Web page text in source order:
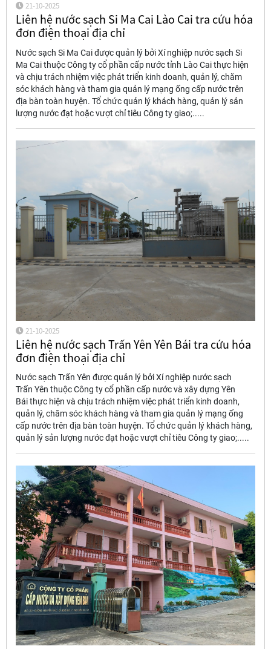
21-10-2025
Liên hệ nước sạch Si Ma Cai Lào Cai tra cứu hóa
đơn điện thoại địa chỉ
Nước sạch Si Ma Cai được quản lý bởi Xí nghiệp nước sạch Si
Ma Cai thuộc Công ty cổ phần cấp nước tỉnh Lào Cai thực hiện
và chịu trách nhiệm việc phát triển kinh doanh, quản lý, chăm
sóc khách hàng và tham gia quản lý mạng ống cấp nước trên
địa bàn toàn huyện. Tổ chức quản lý khách hàng, quản lý sản
lượng nước đạt hoặc vượt chỉ tiêu Công ty giao;.....
21-10-2025
Liên hệ nước sạch Trấn Yên Yên Bái tra cứu hóa
đơn điện thoại địa chỉ
Nước sạch Trấn Yên được quản lý bởi Xí nghiệp nước sạch
Trấn Yên thuộc Công ty cổ phần cấp nước và xây dựng Yên
Bái thực hiện và chịu trách nhiệm việc phát triển kinh doanh,
quản lý, chăm sóc khách hàng và tham gia quản lý mạng ống
cấp nước trên địa bàn toàn huyện. Tổ chức quản lý khách hàng,
quản lý sản lượng nước đạt hoặc vượt chỉ tiêu Công ty giao;.....